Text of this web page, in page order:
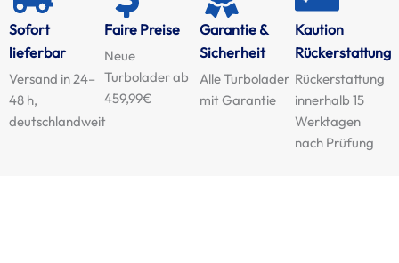
Sofort
lieferbar
Versand in 24–
48 h,
deutschlandweit
Faire Preise
Neue
Turbolader ab
459,99€
Garantie &
Sicherheit
Alle Turbolader
mit Garantie
Kaution
Rückerstattung
Rückerstattung
innerhalb 15
Werktagen
nach Prüfung